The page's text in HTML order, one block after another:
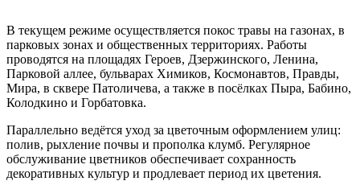
В текущем режиме осуществляется покос травы на газонах, в
парковых зонах и общественных территориях. Работы
проводятся на площадях Героев, Дзержинского, Ленина,
Парковой аллее, бульварах Химиков, Космонавтов, Правды,
Мира, в сквере Патоличева, а также в посёлках Пыра, Бабино,
Колодкино и Горбатовка.
Параллельно ведётся уход за цветочным оформлением улиц:
полив, рыхление почвы и прополка клумб. Регулярное
обслуживание цветников обеспечивает сохранность
декоративных культур и продлевает период их цветения.